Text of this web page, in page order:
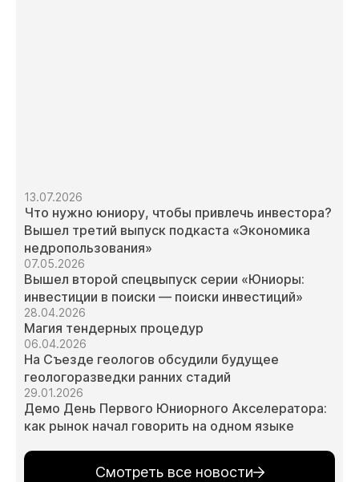
13.07.2026
Что нужно юниору, чтобы привлечь инвестора?
Вышел третий выпуск подкаста «Экономика
недропользования»
07.05.2026
Вышел второй спецвыпуск серии «Юниоры:
инвестиции в поиски — поиски инвестиций»
28.04.2026
Магия тендерных процедур
06.04.2026
На Съезде геологов обсудили будущее
геологоразведки ранних стадий
29.01.2026
Демо День Первого Юниорного Акселератора:
как рынок начал говорить на одном языке
Смотреть все новости